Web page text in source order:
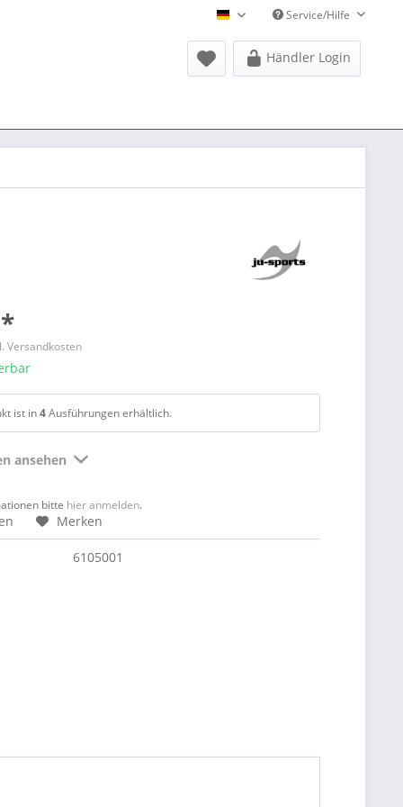
Donausports Deutsch
Service/Hilfe
Händler Login
Versandkosten
ist in4Ausführungen erhältlich.
ansehen
bitte hier anmelden.
Merken
6105001